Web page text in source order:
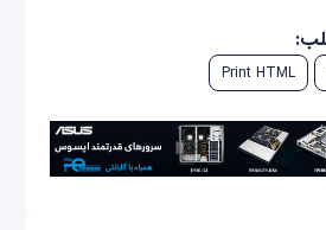
Print HTML